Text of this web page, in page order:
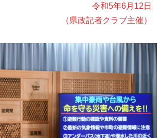
令和5年6月12日
（県政記者クラブ主催）